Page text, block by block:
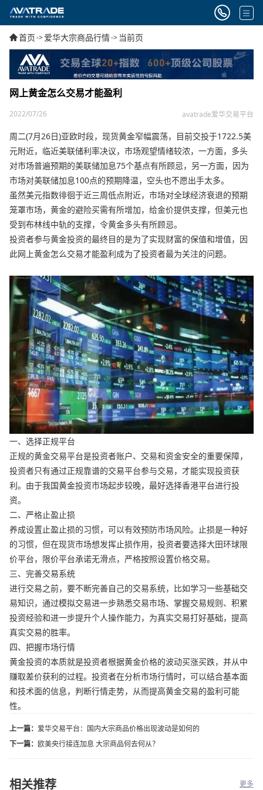
首页->爱华大宗商品行情-> 当前页
网上黄金怎么交易才能盈利
2022/07/26 avatrade爱华交易平台
周二(7月26日)亚欧时段，现货黄金窄幅震荡，目前交投于1722.5美
元附近，临近美联储利率决议，市场观望情绪较浓，一方面，多头
对市场普遍预期的美联储加息75个基点有所顾忌，另一方面，因为
市场对美联储加息100点的预期降温，空头也不愿出手太多。
虽然美元指数徘徊于近三周低点附近，市场对全球经济衰退的预期
笼罩市场，黄金的避险买需有所增加，给金价提供支撑，但美元也
受到布林线中轨的支撑，令黄金多头有所顾忌。
投资者参与黄金投资的最终目的是为了实现财富的保值和增值，因
此网上黄金怎么交易才能盈利成为了投资者最为关注的问题。
一、选择正规平台
正规的黄金交易平台是投资者账户、交易和资金安全的重要保障，
投资者只有通过正规靠谱的交易平台参与交易，才能实现投资获
利。由于我国黄金投资市场起步较晚，最好选择香港平台进行投
资。
二、严格止盈止损
养成设置止盈止损的习惯，可以有效预防市场风险。止损是一种好
的习惯，但在现货市场想发挥止损作用，投资者要选择大田环球限
价平台，限价平台承诺无滑点，严格按照设置价格交易。
三、完善交易系统
进行交易之前，要不断完善自己的交易系统，比如学习一些基础交
易知识，通过模拟交易进一步熟悉交易市场、掌握交易规则、积累
投资经验和进一步提升个人操作能力，为真实交易打好基础，提高
真实交易的胜率。
四、把握市场行情
黄金投资的本质就是投资者根据黄金价格的波动买涨买跌，并从中
赚取差价获利的过程。投资者在分析市场行情时，可以结合基本面
和技术面的信息，判断行情走势，从而提高黄金交易的盈利可能
性。
上一篇： 爱华交易平台：国内大宗商品价格出现波动是如何的
下一篇： 欧美央行接连加息 大宗商品何去何从？
相关推荐 更多